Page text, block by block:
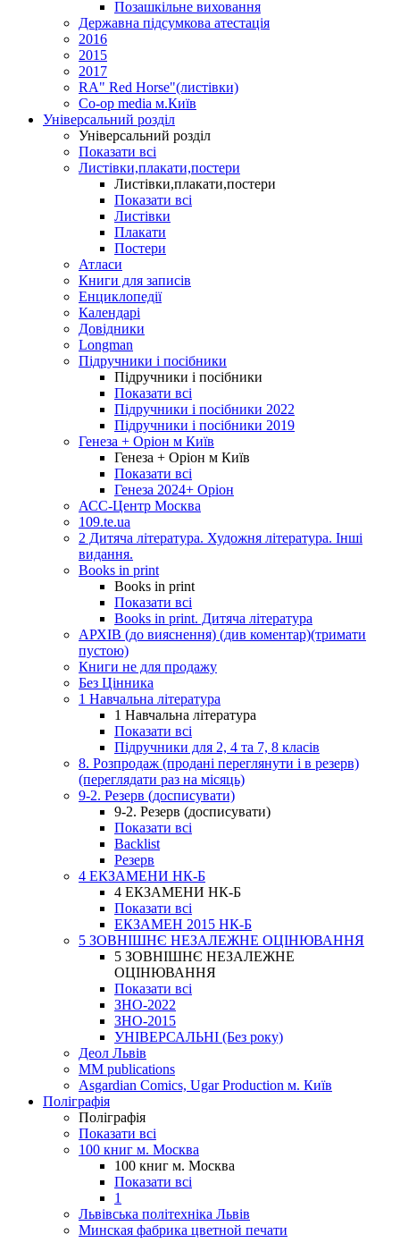
Позашкільне виховання
Державна підсумкова атестація
2016
2015
2017
RA" Red Horse"(листівки)
Co-op media м.Київ
Універсальний розділ
Універсальний розділ
Показати всі
Листівки,плакати,постери
Листівки,плакати,постери
Показати всі
Листівки
Плакати
Постери
Атласи
Книги для записів
Енциклопедії
Календарі
Довідники
Longman
Підручники і посібники
Підручники і посібники
Показати всі
Підручники і посібники 2022
Підручники і посібники 2019
Генеза + Оріон м Київ
Генеза + Оріон м Київ
Показати всі
Генеза 2024+ Оріон
АСС-Центр Москва
109.te.ua
2 Дитяча література. Художня література. Інші
видання.
Books in print
Books in print
Показати всі
Books in print. Дитяча література
АРХІВ (до вияснення) (див коментар)(тримати
пустою)
Книги не для продажу
Без Цінника
1 Навчальна література
1 Навчальна література
Показати всі
Підручники для 2, 4 та 7, 8 класів
8. Розпродаж (продані переглянути і в резерв)
(переглядати раз на місяць)
9-2. Резерв (досписувати)
9-2. Резерв (досписувати)
Показати всі
Backlist
Резерв
4 ЕКЗАМЕНИ НК-Б
4 ЕКЗАМЕНИ НК-Б
Показати всі
ЕКЗАМЕН 2015 НК-Б
5 ЗОВНІШНЄ НЕЗАЛЕЖНЕ ОЦІНЮВАННЯ
5 ЗОВНІШНЄ НЕЗАЛЕЖНЕ
ОЦІНЮВАННЯ
Показати всі
ЗНО-2022
ЗНО-2015
УНІВЕРСАЛЬНІ (Без року)
Деол Львів
MM publications
Asgardian Comics, Ugar Production м. Київ
Поліграфія
Поліграфія
Показати всі
100 книг м. Москва
100 книг м. Москва
Показати всі
1
Львівська політехніка Львів
Минская фабрика цветной печати